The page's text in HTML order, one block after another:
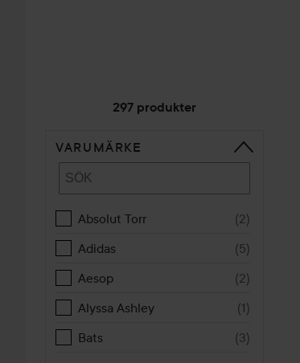
297 produkter
HOPPA TILL SORTERA
VARUMÄRKE
Absolut Torr (2)
Adidas
(5)
Aesop
(2)
Alyssa Ashley
(1)
Bats
(3)